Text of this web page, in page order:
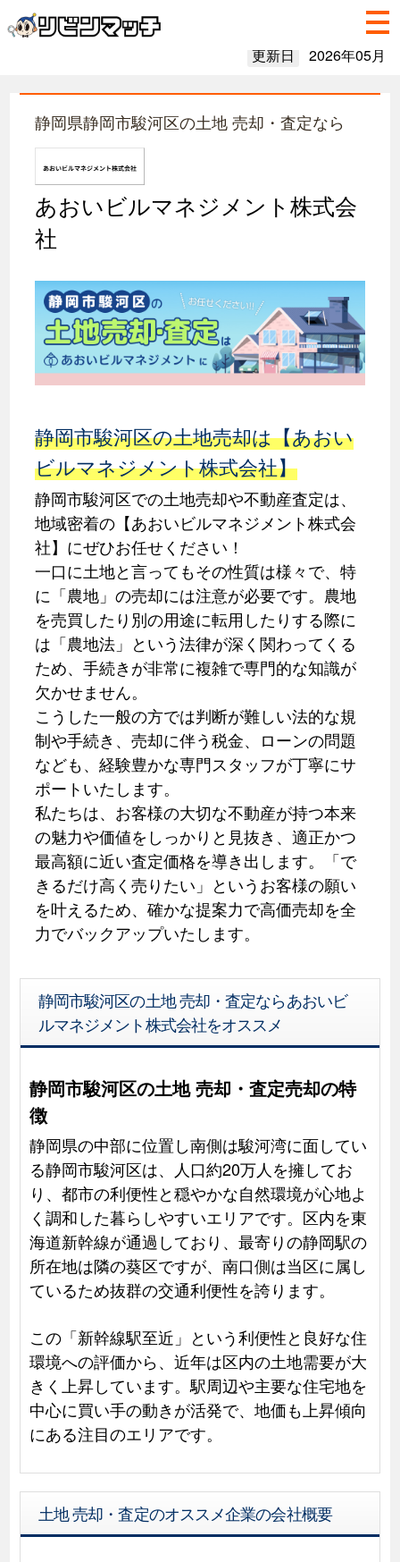
更新日 2026年05月
静岡県静岡市駿河区の土地 売却・査定なら
あおいビルマネジメント株式会
社
静岡市駿河区の土地売却は【あおい
ビルマネジメント株式会社】
静岡市駿河区での土地売却や不動産査定は、
地域密着の【あおいビルマネジメント株式会
社】にぜひお任せください！
一口に土地と言ってもその性質は様々で、特
に「農地」の売却には注意が必要です。農地
を売買したり別の用途に転用したりする際に
は「農地法」という法律が深く関わってくる
ため、手続きが非常に複雑で専門的な知識が
欠かせません。
こうした一般の方では判断が難しい法的な規
制や手続き、売却に伴う税金、ローンの問題
なども、経験豊かな専門スタッフが丁寧にサ
ポートいたします。
私たちは、お客様の大切な不動産が持つ本来
の魅力や価値をしっかりと見抜き、適正かつ
最高額に近い査定価格を導き出します。「で
きるだけ高く売りたい」というお客様の願い
を叶えるため、確かな提案力で高価売却を全
力でバックアップいたします。
静岡市駿河区の土地 売却・査定ならあおいビ
ルマネジメント株式会社をオススメ
静岡市駿河区の土地 売却・査定売却の特
徴
静岡県の中部に位置し南側は駿河湾に面してい
る静岡市駿河区は、人口約20万人を擁してお
り、都市の利便性と穏やかな自然環境が心地よ
く調和した暮らしやすいエリアです。区内を東
海道新幹線が通過しており、最寄りの静岡駅の
所在地は隣の葵区ですが、南口側は当区に属し
ているため抜群の交通利便性を誇ります。
この「新幹線駅至近」という利便性と良好な住
環境への評価から、近年は区内の土地需要が大
きく上昇しています。駅周辺や主要な住宅地を
中心に買い手の動きが活発で、地価も上昇傾向
にある注目のエリアです。
土地 売却・査定のオススメ企業の会社概要